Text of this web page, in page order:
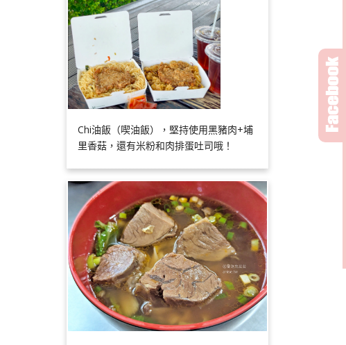
Chi油飯（喫油飯），堅持使用黑豬肉+埔
里香菇，還有米粉和肉排蛋吐司哦！